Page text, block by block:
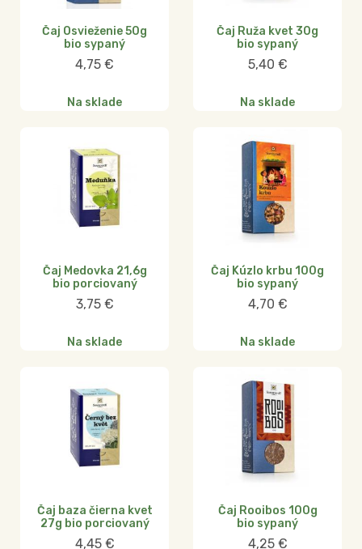
Čaj Osvieženie 50g
bio sypaný
4,75 €
Na sklade
Čaj Ruža kvet 30g
bio sypaný
5,40 €
Na sklade
Čaj Medovka 21,6g
bio porciovaný
3,75 €
Na sklade
Čaj Kúzlo krbu 100g
bio sypaný
4,70 €
Na sklade
Čaj baza čierna kvet
27g bio porciovaný
4,45 €
Čaj Rooibos 100g
bio sypaný
4,25 €